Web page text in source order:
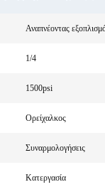
Αναπνέοντας
1/4
1500psi
Ορείχαλκος
Συναρμολογήσεις
Κατεργασία